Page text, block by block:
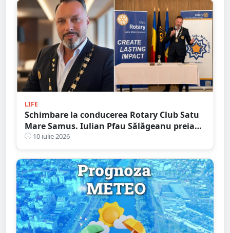
LIFE
Schimbare la conducerea Rotary Club Satu
Mare Samus. Iulian Pfau Sălăgeanu preia
mandatul de președinte
10 iulie 2026